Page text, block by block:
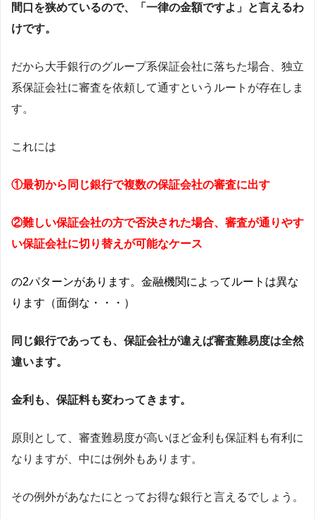
間口を狭めているので、「一律の金額ですよ」と言えるわ
けです。
だから大手銀行のグループ系保証会社に落ちた場合、独立
系保証会社に審査を依頼して通すというルートが存在しま
す。
これには
①最初から同じ銀行で複数の保証会社の審査に出す
②難しい保証会社の方で否決された場合、審査が通りやす
い保証会社に切り替えが可能なケース
の2パターンがあります。金融機関によってルートは異な
ります（面倒な・・・）
同じ銀行であっても、保証会社が違えば審査難易度は全然
違います。
金利も、保証料も変わってきます。
原則として、審査難易度が高いほど金利も保証料も有利に
なりますが、中には例外もあります。
その例外があなたにとってお得な銀行と言えるでしょう。